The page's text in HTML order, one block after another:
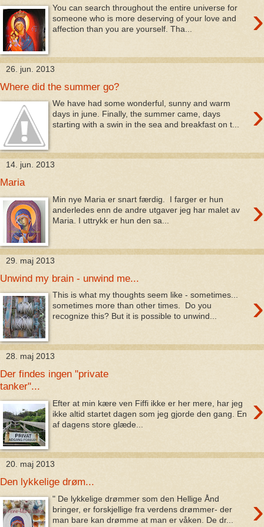
›
You can search throughout the entire universe for
someone who is more deserving of your love and
affection than you are yourself. Tha...
26. jun. 2013
Where did the summer go?
›
We have had some wonderful, sunny and warm
days in june. Finally, the summer came, days
starting with a swin in the sea and breakfast on t...
14. jun. 2013
Maria
›
Min nye Maria er snart færdig. I farger er hun
anderledes enn de andre utgaver jeg har malet av
Maria. I uttrykk er hun den sa...
29. maj 2013
Unwind my brain - unwind me...
›
This is what my thoughts seem like - sometimes...
sometimes more than other times. Do you
recognize this? But it is possible to unwind...
28. maj 2013
Der findes ingen "private
tanker"...
›
Efter at min kære ven Fiffi ikke er her mere, har jeg
ikke altid startet dagen som jeg gjorde den gang. En
af dagens store glæde...
20. maj 2013
Den lykkelige drøm...
›
" De lykkelige drømmer som den Hellige Ånd
bringer, er forskjellige fra verdens drømmer- der
man bare kan drømme at man er våken. De dr...